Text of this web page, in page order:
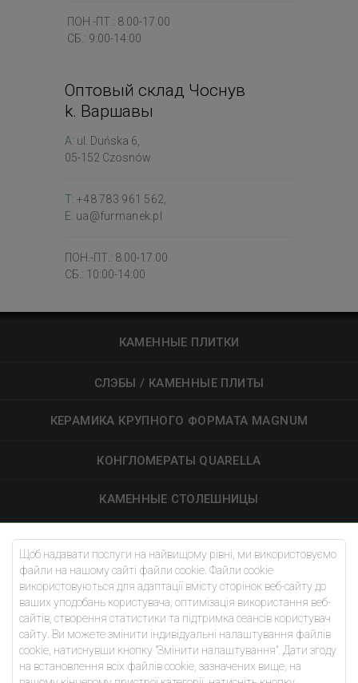
Щоб надавати послуги на найвищому рівні, ми використовуємо
файли на нашому сайті файли cookie. Файли cookie
використовуються для адаптації вмісту сторінок веб-сайту до
ваших уподобань користувача, оптимізація використання веб-
сайтів, створення статистики та підтримка сеансів користувач
сайту. Ви можете змінити індивідуальні налаштування файлів
cookie, натиснувши кнопку "Змінити налаштування". Дати згоду
на встановлення всіх файлів cookie, зазначених вище, на
ПОН.-ПТ.: 8.00-17.00
СБ.: 9:00-14:00
Оптовый склад Чоснув
k. Варшавы
A: ul. Duńska 6
05-152 Czosnów
T: +48 783 961 562
E: ua@furmanek.pl
ПОН.-ПТ.: 8.00-17.00
СБ.: 10:00-14:00
КАМЕННЫЕ ПЛИТКИ
СЛЭБЫ / КАМЕННЫЕ ПЛИТЫ
КЕРАМИКА КРУПНОГО ФОРМАТА MAGNUM
КОНГЛОМЕРАТЫ QUARELLA
КАМЕННЫЕ СТОЛЕШНИЦЫ
УКЛАДКА ДОРОЖНЫХ ПЛИТ
АРХИТЕКТОРЫ
БАЗА ЗНАНИЙ
О НАС